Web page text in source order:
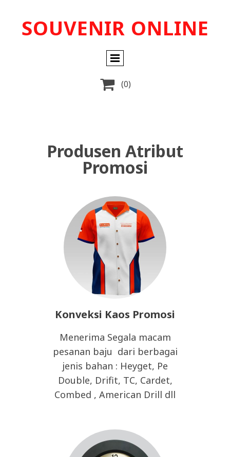
SOUVENIR ONLINE
 (0)
Produsen Atribut
Promosi
Konveksi Kaos Promosi
Menerima Segala macam
pesanan baju dari berbagai
jenis bahan : Heyget, Pe
Double, Drifit, TC, Cardet,
Combed , American Drill dll